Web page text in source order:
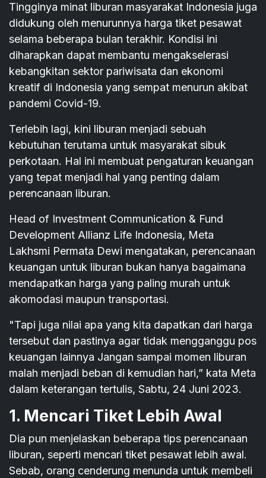
Tingginya minat liburan masyarakat Indonesia juga
didukung oleh menurunnya harga tiket pesawat
selama beberapa bulan terakhir. Kondisi ini
diharapkan dapat membantu mengakselerasi
kebangkitan sektor pariwisata dan ekonomi
kreatif di Indonesia yang sempat menurun akibat
pandemi Covid-19.
Terlebih lagi, kini liburan menjadi sebuah
kebutuhan terutama untuk masyarakat sibuk
perkotaan. Hal ini membuat pengaturan keuangan
yang tepat menjadi hal yang penting dalam
perencanaan liburan.
Head of Investment Communication & Fund
Development Allianz Life Indonesia, Meta
Lakhsmi Permata Dewi mengatakan, perencanaan
keuangan untuk liburan bukan hanya bagaimana
mendapatkan harga yang paling murah untuk
akomodasi maupun transportasi.
"Tapi juga nilai apa yang kita dapatkan dari harga
tersebut dan pastinya agar tidak mengganggu pos
keuangan lainnya Jangan sampai momen liburan
malah menjadi beban di kemudian hari,” kata Meta
dalam keterangan tertulis, Sabtu, 24 Juni 2023.
1. Mencari Tiket Lebih Awal
Dia pun menjelaskan beberapa tips perencanaan
liburan, seperti mencari tiket pesawat lebih awal.
Sebab, orang cenderung menunda untuk membeli